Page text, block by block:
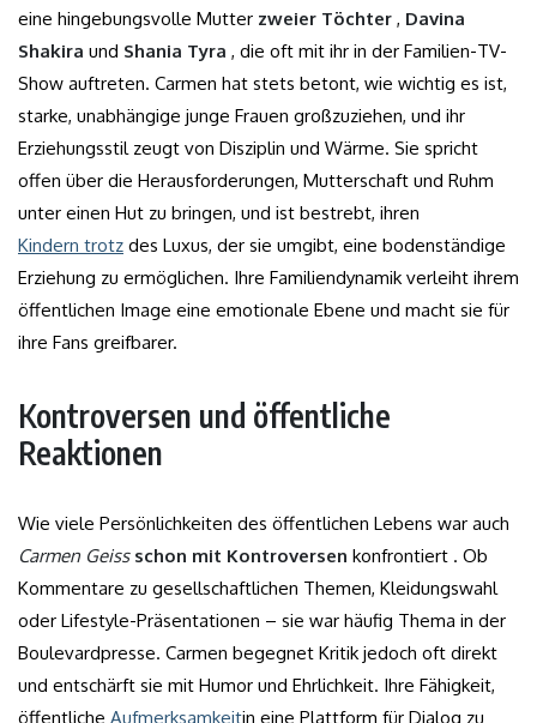
eine hingebungsvolle Mutter zweier Töchter , Davina
Shakira und Shania Tyra , die oft mit ihr in der Familien-TV-
Show auftreten. Carmen hat stets betont, wie wichtig es ist,
starke, unabhängige junge Frauen großzuziehen, und ihr
Erziehungsstil zeugt von Disziplin und Wärme. Sie spricht
offen über die Herausforderungen, Mutterschaft und Ruhm
unter einen Hut zu bringen, und ist bestrebt, ihren
Kindern trotz des Luxus, der sie umgibt, eine bodenständige
Erziehung zu ermöglichen. Ihre Familiendynamik verleiht ihrem
öffentlichen Image eine emotionale Ebene und macht sie für
ihre Fans greifbarer.
Kontroversen und öffentliche
Reaktionen
Wie viele Persönlichkeiten des öffentlichen Lebens war auch
Carmen Geissschon mit Kontroversen konfrontiert . Ob
Kommentare zu gesellschaftlichen Themen, Kleidungswahl
oder Lifestyle-Präsentationen – sie war häufig Thema in der
Boulevardpresse. Carmen begegnet Kritik jedoch oft direkt
und entschärft sie mit Humor und Ehrlichkeit. Ihre Fähigkeit,
öffentliche Aufmerksamkeitin eine Plattform für Dialog zu